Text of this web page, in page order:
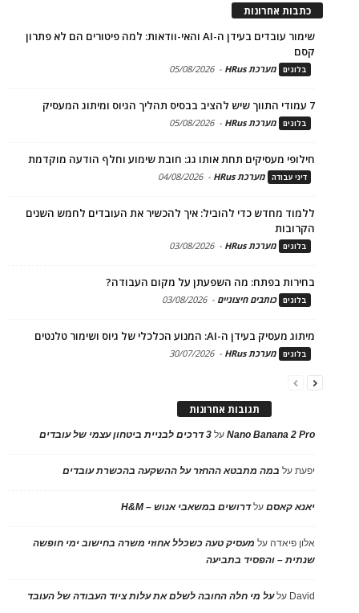
כתבות אחרונות
שימור עובדים בעידן ה-AI והאי-וודאות: למה פיטורים הם לא פתרון
קסם
בלוגים מערכת HRus -
05/08/2026
7 עמודי התווך שיש להציב בבסיס תהליך הגיוס ומיתוג המעסיק
בלוגים מערכת HRus -
05/08/2026
חילופי מעסיקים תחת אותו גג: חובת שימוע וחלף הודעה מוקדמת
דיני עבודה מערכת HRus -
04/08/2026
ללמוד מחדש כדי להוביל: איך להכשיר את העובדים לחמש השנים
הקרובות
בלוגים מערכת HRus -
03/08/2026
בחירות בפתח: מה השפעתן על מקום העבודה?
בלוגים כותבים חיצוניים -
03/08/2026
מיתוג מעסיק בעידן ה-AI: המנוע הכלכלי של גיוס ושימור טלנטים
בלוגים מערכת HRus -
30/07/2026
תגובות אחרונות
Nano Banana 2 Proעל 3 דרכים לבניית ביטחון עצמי של עובדים
יפעתעל במה מתבטא ההחזר על ההשקעה בהכשרת עובדים
יאנא קאסםעלדרושים במשאבי אנוש – H&M
אלון פיאדה על מעסיק טעה כשכלל אחוזי משרה בחישוב ימי חופשה
שנתית – והפסיד בתביעה
David עלעל מי חלה החובה לשלם את עלות ציוד העבודה של העובד